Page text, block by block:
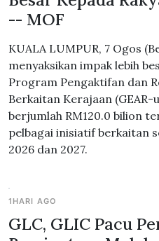
-- MOF
KUALA LUMPUR, 7 Ogos
menyaksikan impak lebih
Program Pengaktifan dan
Berkaitan Kerajaan
berjumlah RM120.0 bilion
pelbagai inisiatif berkaitan
2026 dan 2027.
1HARI AGO
GLC, GLIC Pacu